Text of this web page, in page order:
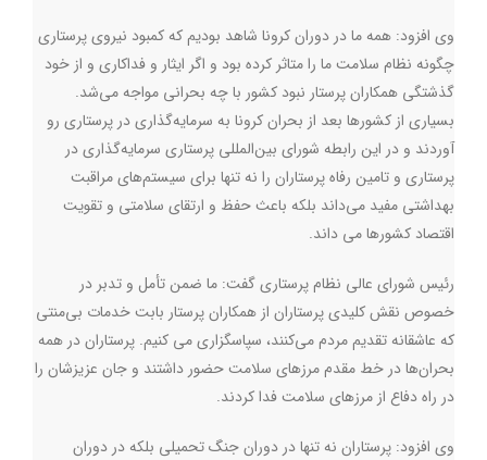
وی افزود: همه ما در دوران کرونا شاهد بودیم که کمبود نیروی پرستاری
چگونه نظام سلامت ما را متاثر کرده بود و اگر ایثار و فداکاری و از خود
گذشتگی همکاران پرستار نبود کشور با چه بحرانی مواجه می‌شد.
بسیاری از کشورها بعد از بحران کرونا به سرمایه‌گذاری در پرستاری رو
آوردند و در این رابطه شورای بین‌المللی پرستاری سرمایه‌گذاری در
پرستاری و تامین رفاه پرستاران را نه تنها برای سیستم‌های مراقبت
بهداشتی مفید می‌داند بلکه باعث حفظ و ارتقای سلامتی و تقویت
اقتصاد کشورها می‌ داند.
رئیس شورای عالی نظام پرستاری گفت: ما ضمن تأمل و تدبر در
خصوص نقش کلیدی پرستاران از همکاران پرستار بابت خدمات بی‌منتی
که عاشقانه تقدیم مردم می‌کنند، سپاسگزاری می کنیم. پرستاران در همه
بحران‌ها در خط مقدم مرزهای سلامت حضور داشتند و جان عزیزشان را
در راه دفاع از مرزهای سلامت فدا کردند.
وی افزود: پرستاران نه تنها در دوران جنگ تحمیلی بلکه در دوران